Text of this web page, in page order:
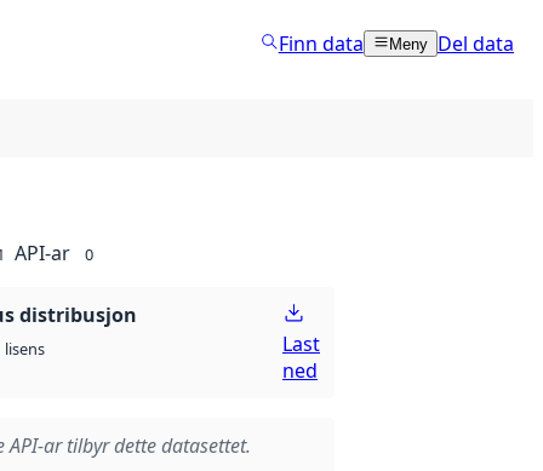
Finn data Meny Del data
API-ar 0
distribusjon
lisens
Last
ned
API-ar tilbyr dette datasettet.